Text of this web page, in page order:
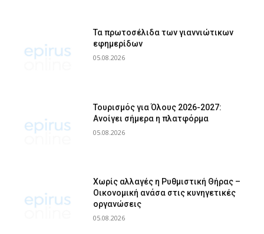
Τα πρωτοσέλιδα των γιαννιώτικων
εφημερίδων
05.08.2026
Τουρισμός για Όλους 2026-2027:
Ανοίγει σήμερα η πλατφόρμα
05.08.2026
Χωρίς αλλαγές η Ρυθμιστική Θήρας –
Οικονομική ανάσα στις κυνηγετικές
οργανώσεις
05.08.2026